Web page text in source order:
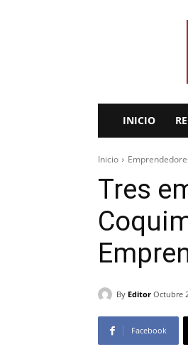
INICIO
Inicio
Tres
By Editor Octubre
Facebook